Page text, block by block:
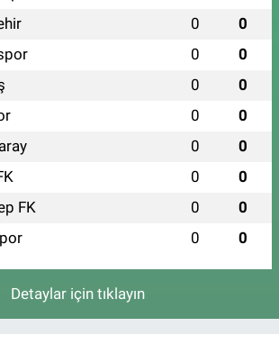
0 0
0 0
0 0
0 0
0 0
0 0
FK 0 0
0 0
Detaylar için tıklayın